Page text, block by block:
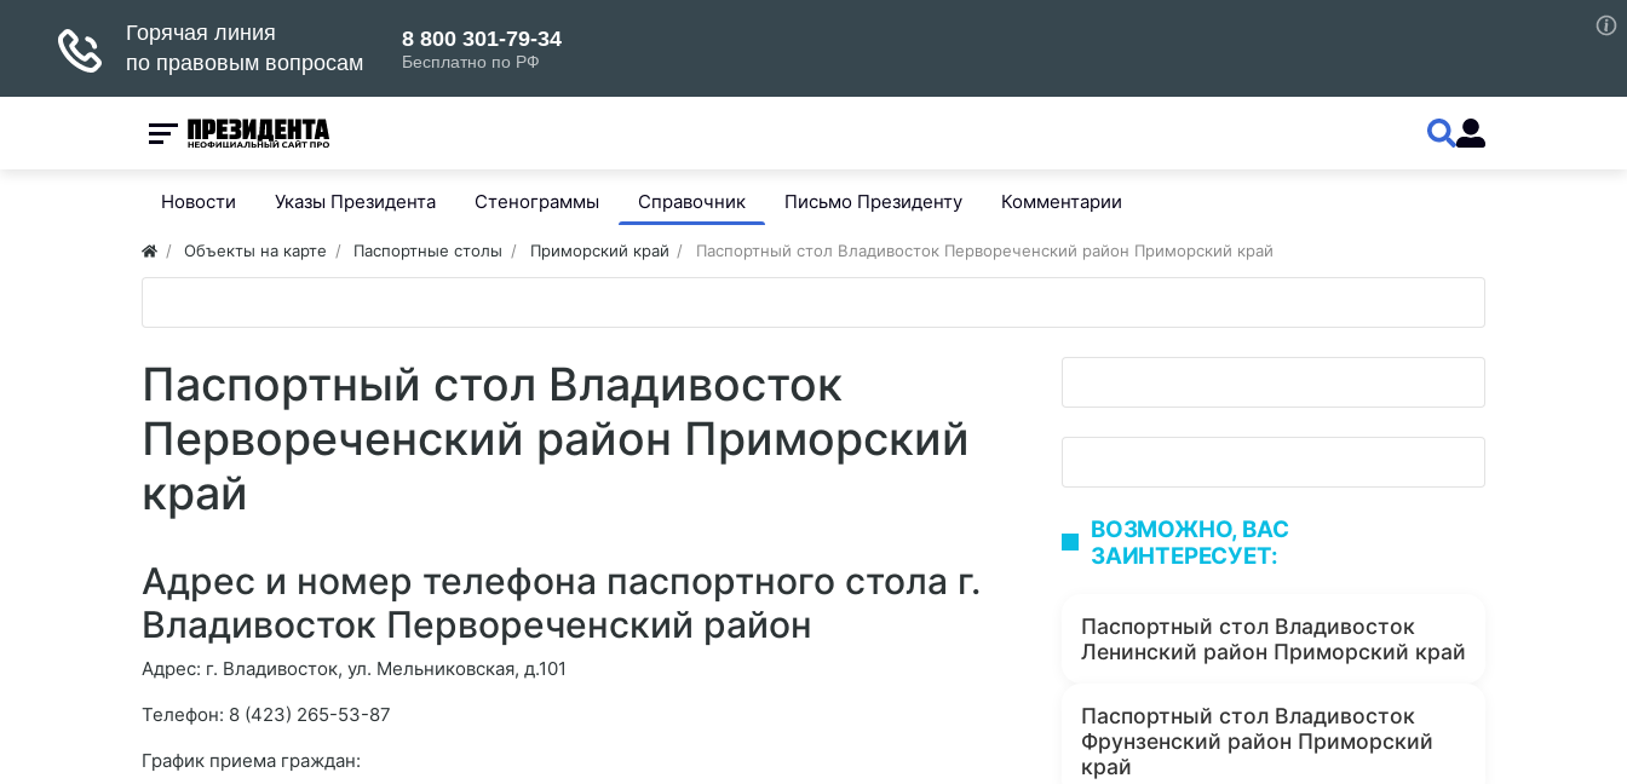
Новости Указы Президента Стенограммы Справочник Письмо Президенту Комментарии
Объекты на карте Паспортные столы Приморский край Паспортный стол Владивосток Первореченский район Приморский край
Паспортный стол Владивосток
Первореченский район Приморский
край
Адрес и номер телефона паспортного стола г.
Владивосток Первореченский район
Адрес: г. Владивосток, ул. Мельниковская, д.101
Телефон: 8 (423) 265-53-87
График приема граждан:
ВОЗМОЖНО, ВАС
ЗАИНТЕРЕСУЕТ:
Паспортный стол Владивосток
Ленинский район Приморский край
Паспортный стол Владивосток
Фрунзенский район Приморский
край